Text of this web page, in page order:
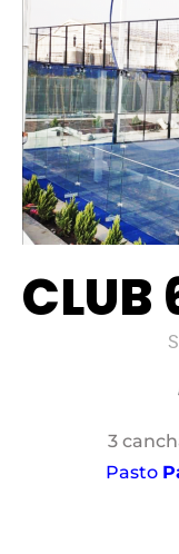
CLUB
3
Pasto